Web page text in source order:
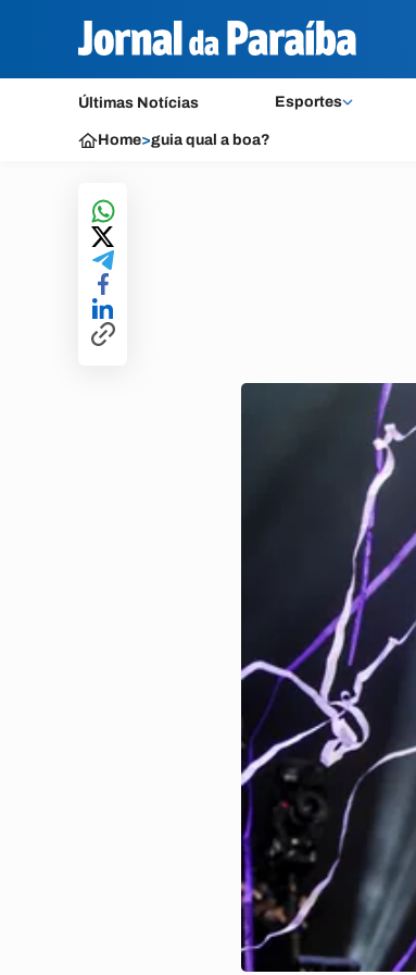
Últimas Notícias Esportes
Home>guia qual a boa?